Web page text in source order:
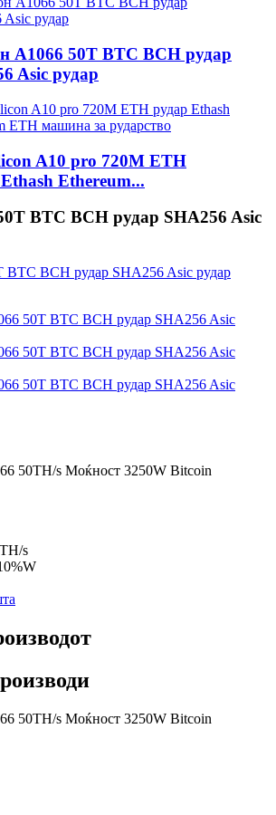
A1066 50T BTC BCH рудар
Asic рудар
A10 pro 720M ETH
Ethereum...
BTC BCH рудар SHA256 Asic
50TH/s Моќност 3250W Bitcoin
s
50TH/s Моќност 3250W Bitcoin